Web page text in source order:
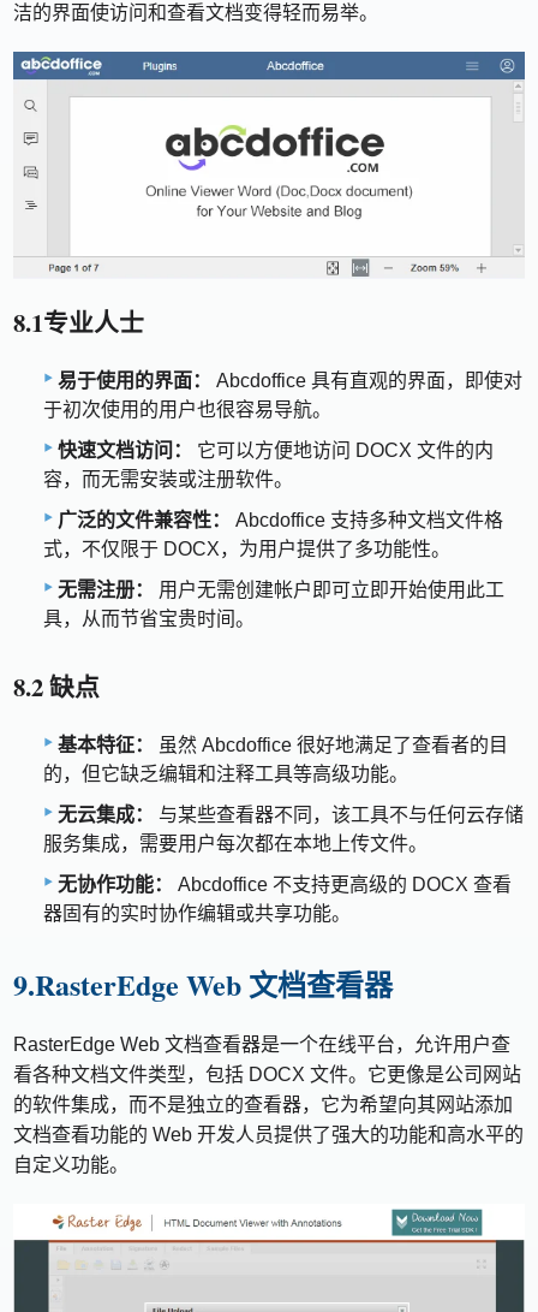
洁的界面使访问和查看文档变得轻而易举。
8.1专业人士
易于使用的界面：
Abcdoffice 具有直观的界面，即使对
于初次使用的用户也很容易导航。
快速文档访问：
它可以方便地访问 DOCX 文件的内
容，而无需安装或注册软件。
广泛的文件兼容性：
Abcdoffice 支持多种文档文件格
式，不仅限于 DOCX，为用户提供了多功能性。
无需注册：
用户无需创建帐户即可立即开始使用此工
具，从而节省宝贵时间。
8.2 缺点
基本特征：
虽然 Abcdoffice 很好地满足了查看者的目
的，但它缺乏编辑和注释工具等高级功能。
无云集成：
与某些查看器不同，该工具不与任何云存储
服务集成，需要用户每次都在本地上传文件。
无协作功能：
Abcdoffice 不支持更高级的 DOCX 查看
器固有的实时协作编辑或共享功能。
9.RasterEdge Web 文档查看器
RasterEdge Web 文档查看器是一个在线平台，允许用户查
看各种文档文件类型，包括 DOCX 文件。它更像是公司网站
的软件集成，而不是独立的查看器，它为希望向其网站添加
文档查看功能的 Web 开发人员提供了强大的功能和高水平的
自定义功能。